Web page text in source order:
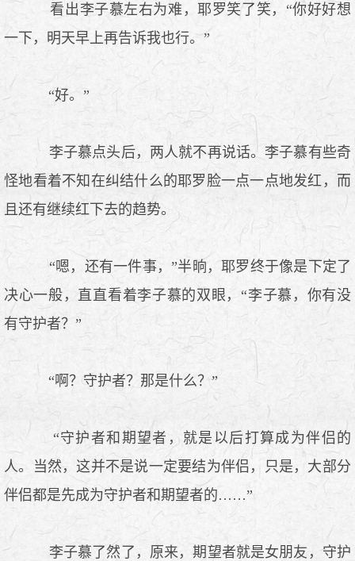
看出李子慕左右为难，耶罗笑了笑，“你好好想
一下，明天早上再告诉我也行。”
“好。”
李子慕点头后，两人就不再说话。李子慕有些奇
怪地看着不知在纠结什么的耶罗脸一点一点地发红，而
且还有继续红下去的趋势。
“嗯，还有一件事，”半晌，耶罗终于像是下定了
决心一般，直直看着李子慕的双眼，“李子慕，你有没
有守护者？”
“啊？守护者？那是什么？”
“守护者和期望者，就是以后打算成为伴侣的
人。当然，这并不是说一定要结为伴侣，只是，大部分
伴侣都是先成为守护者和期望者的……”
李子慕了然了，原来，期望者就是女朋友，守护